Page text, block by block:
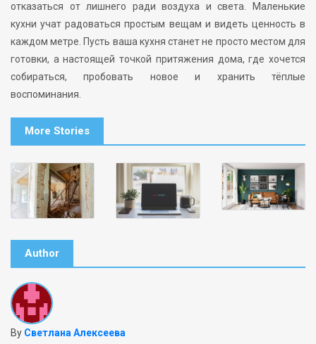
отказаться от лишнего ради воздуха и света. Маленькие
кухни учат радоваться простым вещам и видеть ценность в
каждом метре. Пусть ваша кухня станет не просто местом для
готовки, а настоящей точкой притяжения дома, где хочется
собираться, пробовать новое и хранить тёплые
воспоминания.
More Stories
Author
By Светлана Алексеева